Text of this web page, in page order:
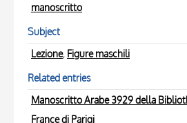
manoscritto
Subject
Lezione, Figure maschili
Related entries
Manoscritto Arabe 3929 della
France di Parigi